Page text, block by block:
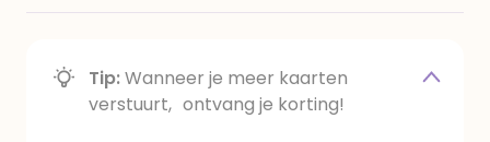
Tip:Wanneer je meer kaarten
verstuurt, ontvang je korting!